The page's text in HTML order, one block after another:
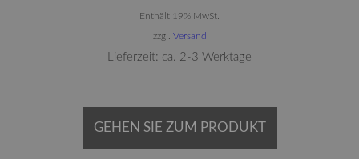
Enthält 19% MwSt.
zzgl. Versand
Lieferzeit: ca. 2-3 Werktage
GEHEN SIE ZUM PRODUKT